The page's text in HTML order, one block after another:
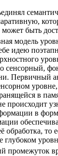
быть
модель
идею
сенсорный,
Первичный
в
происходит
в
обработка, то
промежуток